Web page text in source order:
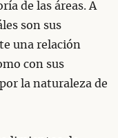
de las áreas. A
son sus
una relación
con sus
la naturaleza de